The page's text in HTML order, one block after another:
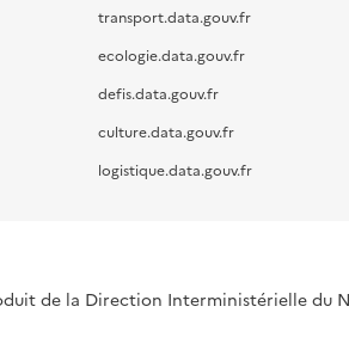
transport.data.gouv.fr
ecologie.data.gouv.fr
defis.data.gouv.fr
culture.data.gouv.fr
logistique.data.gouv.fr
de la Direction Interministérielle du